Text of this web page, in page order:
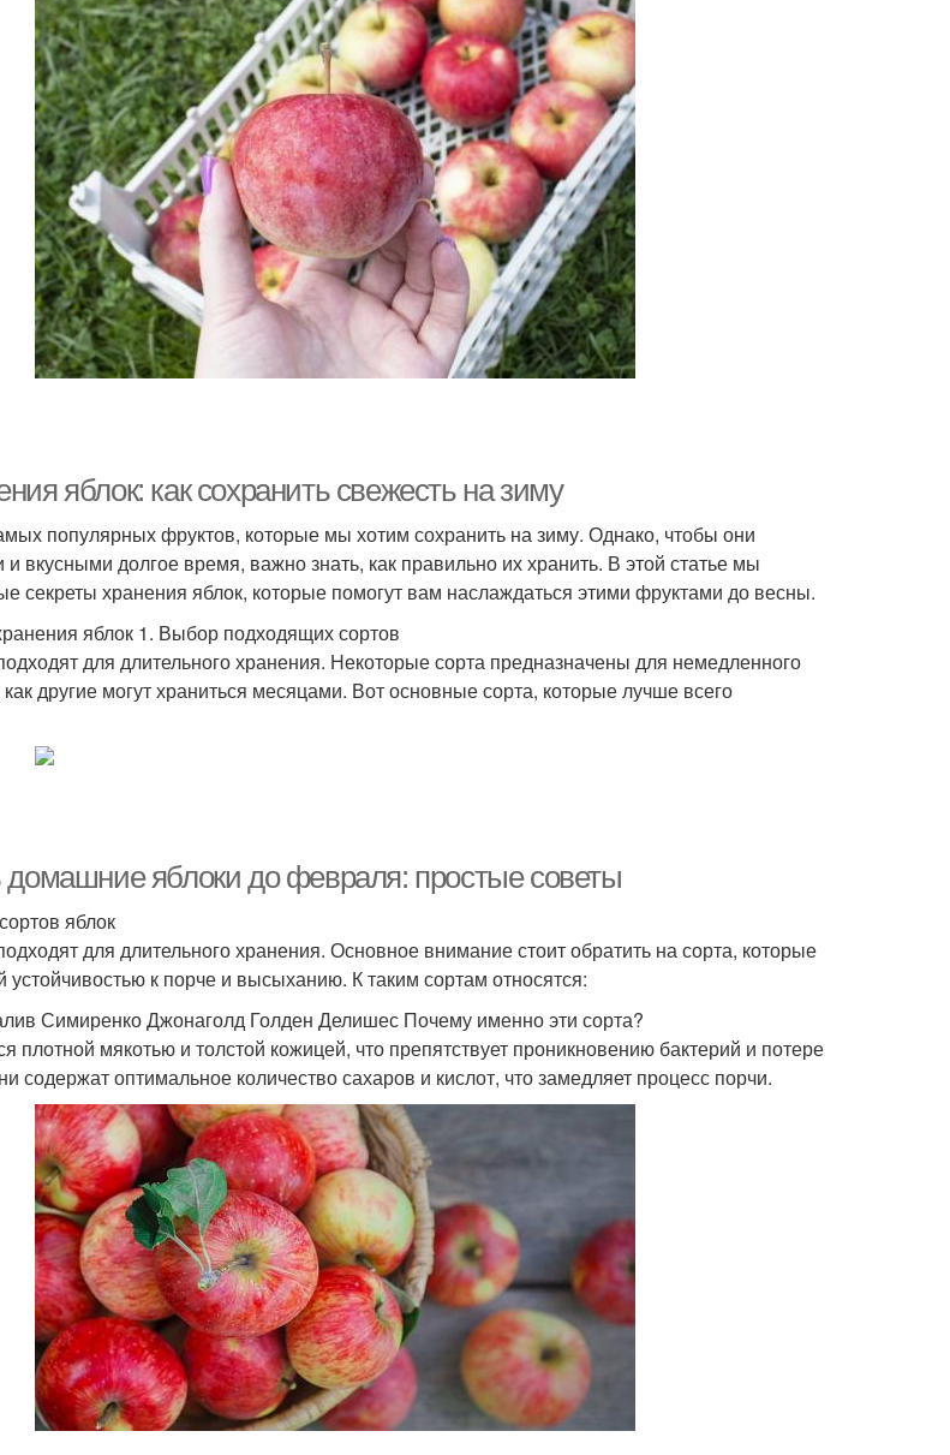
яблок: как сохранить свежесть на зиму
популярных фруктов, которые мы хотим сохранить на зиму. Однако, чтобы они
вкусными долгое время, важно знать, как правильно их хранить. В этой статье мы
секреты хранения яблок, которые помогут вам наслаждаться этими фруктами до весны.
яблок 1. Выбор подходящих сортов
для длительного хранения. Некоторые сорта предназначены для немедленного
как другие могут храниться месяцами. Вот основные сорта, которые лучше всего
домашние яблоки до февраля: простые советы
яблок
для длительного хранения. Основное внимание стоит обратить на сорта, которые
к порче и высыханию. К таким сортам относятся:
Симиренко Джонаголд Голден Делишес Почему именно эти сорта?
плотной мякотью и толстой кожицей, что препятствует проникновению бактерий и потере
содержат оптимальное количество сахаров и кислот, что замедляет процесс порчи.